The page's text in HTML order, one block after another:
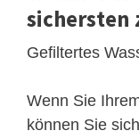
sichersten
Gefiltertes
Wenn Sie
können Sie